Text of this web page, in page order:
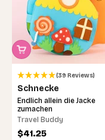
(39 Reviews)
Schnecke
Endlich allein die Jacke
zumachen
Travel Buddy
Angebot
$41.25